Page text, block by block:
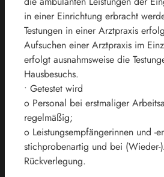
in einer Einrichtung erbracht
Testungen in einer Arztpraxis
Aufsuchen einer Arztpraxis im
erfolgt ausnahmsweise die
Hausbesuchs.
• Getestet wird
o Personal bei erstmaliger
regelmäßig;
o Leistungsempfängerinnen und -
stichprobenartig und bei (Wieder-
Rückverlegung.